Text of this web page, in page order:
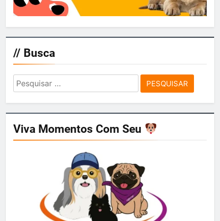
// Busca
Pesquisar
por:
Viva Momentos Com Seu